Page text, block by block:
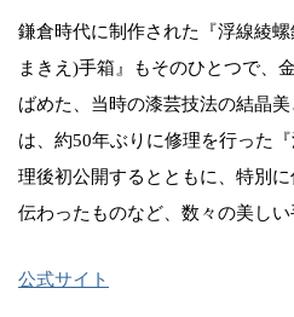
鎌倉時代に制作された『浮線綾
まきえ)手箱』もそのひとつで、
ばめた、当時の漆芸技法の結晶
は、約50年ぶりに修理を行った
理後初公開するとともに、特別
伝わったものなど、数々の美しい
公式サイト